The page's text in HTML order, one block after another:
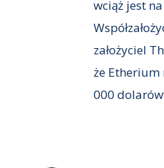
wciąż jest
założyciel
że Etherium
000